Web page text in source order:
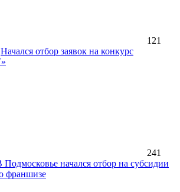
121
Начался отбор заявок на конкурс
241
Подмосковье начался отбор на субсидии
франшизе